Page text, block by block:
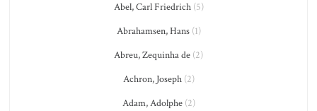
Abel, Carl Friedrich(5)
Abrahamsen, Hans(1)
Abreu, Zequinha de (2)
Achron, Joseph(2)
Adam, Adolphe(2)